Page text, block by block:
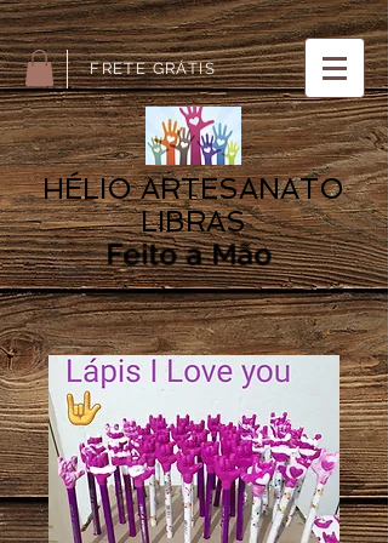
Artesanato LIBRAS ARTESANATO LIBRAS HÉLIO
FRETE GRÁTIS
HÉLIO ARTESANATO
LIBRAS
Feito a Mão